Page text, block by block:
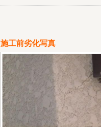
施工前劣化写真